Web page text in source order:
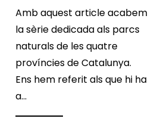
Amb aquest article acabem
la sèrie dedicada als parcs
naturals de les quatre
províncies de Catalunya.
Ens hem referit als que hi ha
a...